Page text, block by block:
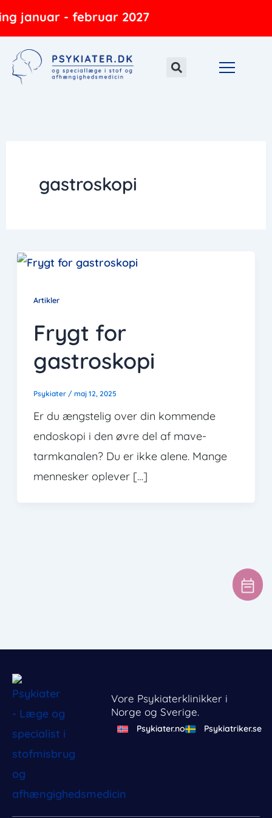
Gå
indholdet
januar - februar 2027
gastroskopi
Artikler
Frygt for
gastroskopi
Psykiater / maj 12, 2025
Er du ængstelig over din kommende
endoskopi i den øvre del af mave-
tarmkanalen? Du er ikke alene. Mange
mennesker oplever […]
Vore Psykiaterklinikker i
Norge og Sverige.
Psykiater.no Psykiatriker.se